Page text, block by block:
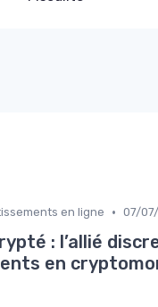
en ligne • 07/
: l’allié
en